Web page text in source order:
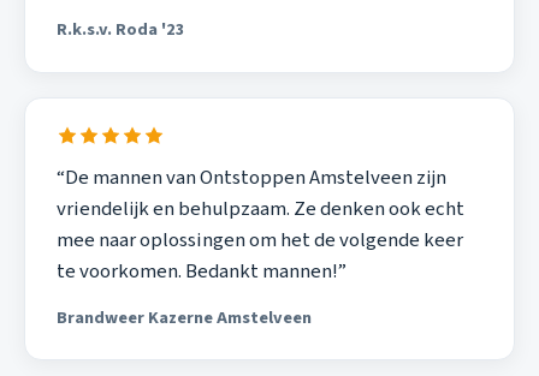
R.k.s.v. Roda '23
“De mannen van Ontstoppen Amstelveen zijn
vriendelijk en behulpzaam. Ze denken ook echt
mee naar oplossingen om het de volgende keer
te voorkomen. Bedankt mannen!”
Brandweer Kazerne Amstelveen